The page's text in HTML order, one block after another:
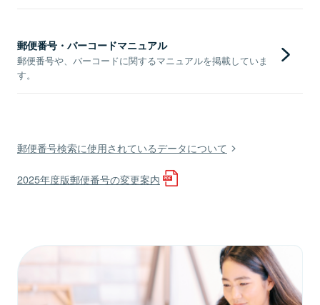
郵便番号・バーコードマニュアル
郵便番号や、バーコードに関するマニュアルを掲載していま
す。
郵便番号検索に使用されているデータについて
2025年度版郵便番号の変更案内